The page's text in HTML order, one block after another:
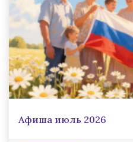
Афиша июль 2026